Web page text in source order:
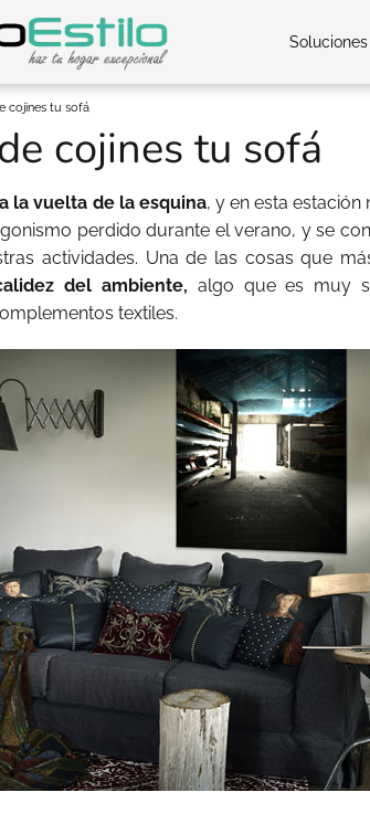
Soluciones
cojines tu sofá
cojines tu sofá
la vuelta de la esquina, y en esta estación
perdido durante el verano, y se
actividades. Una de las cosas que
del ambiente, algo que es muy
textiles.